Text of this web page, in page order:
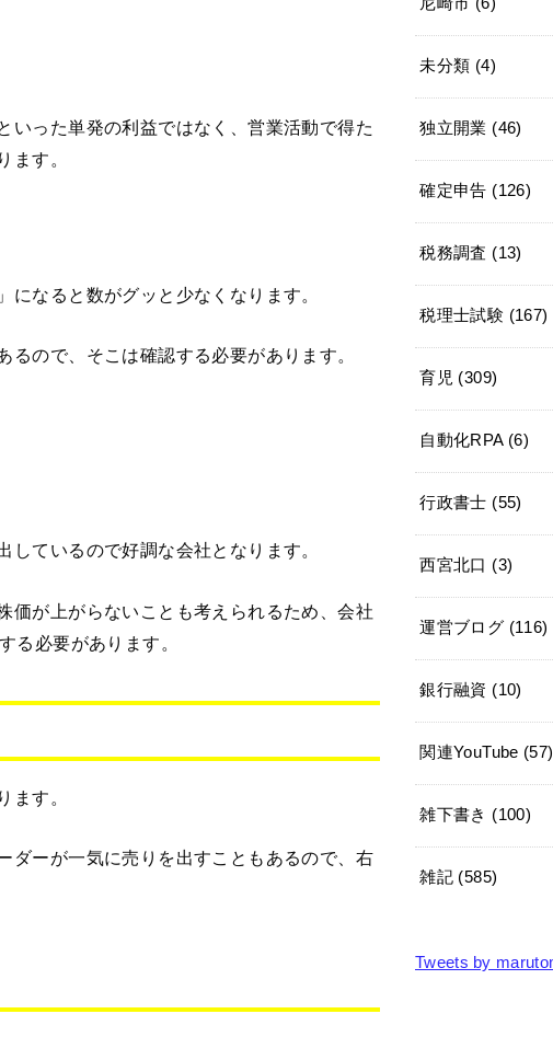
いった単発の利益ではなく、営業活動で得た
ます。
になると数がグッと少なくなります。
ので、そこは確認する必要があります。
しているので好調な会社となります。
価が上がらないことも考えられるため、会社
る必要があります。
ます。
ダーが一気に売りを出すこともあるので、右
尼崎市 (6)
未分類 (4)
独立開業 (46)
確定申告 (126)
税務調査 (13)
税理士試験 (167)
育児 (309)
自動化RPA (6)
行政書士 (55)
西宮北口 (3)
運営ブログ (116)
銀行融資 (10)
関連YouTube (57)
雑下書き (100)
雑記 (585)
Tweets by